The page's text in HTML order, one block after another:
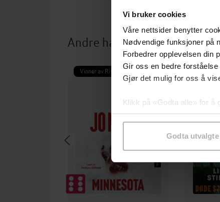
Vi bruker cookies
Våre nettsider benytter
Nødvendige funksjoner på
Forbedrer opplevelsen din
Gir oss en bedre
Gjør det mulig for oss å
Klikk på «Godta alle» for å
samtykke til spesifikke
Godta utvalgte
Andre har også kjøpt
Vinner av Rivertonprisen Første